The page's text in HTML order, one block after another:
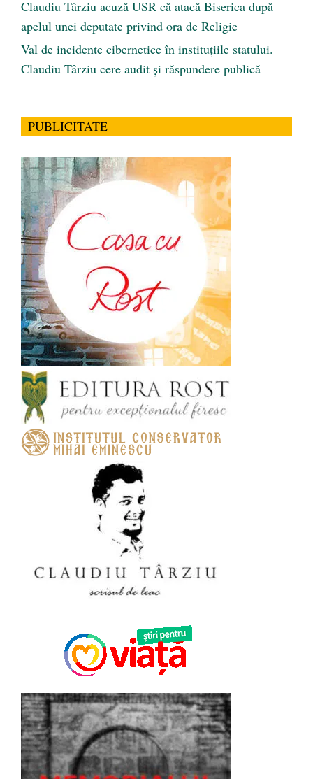
Claudiu Târziu acuză USR că atacă Biserica după
apelul unei deputate privind ora de Religie
Val de incidente cibernetice în instituțiile statului.
Claudiu Târziu cere audit și răspundere publică
PUBLICITATE